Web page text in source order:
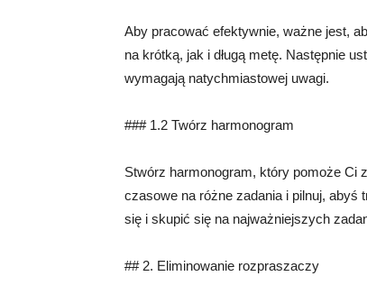
Aby pracować efektywnie, ważne jest,
na krótką, jak i długą metę. Następnie
wymagają natychmiastowej uwagi.
### 1.2 Twórz harmonogram
Stwórz harmonogram, który pomoże Ci
czasowe na różne zadania i pilnuj, abyś
się i skupić się na najważniejszych
## 2. Eliminowanie rozpraszaczy